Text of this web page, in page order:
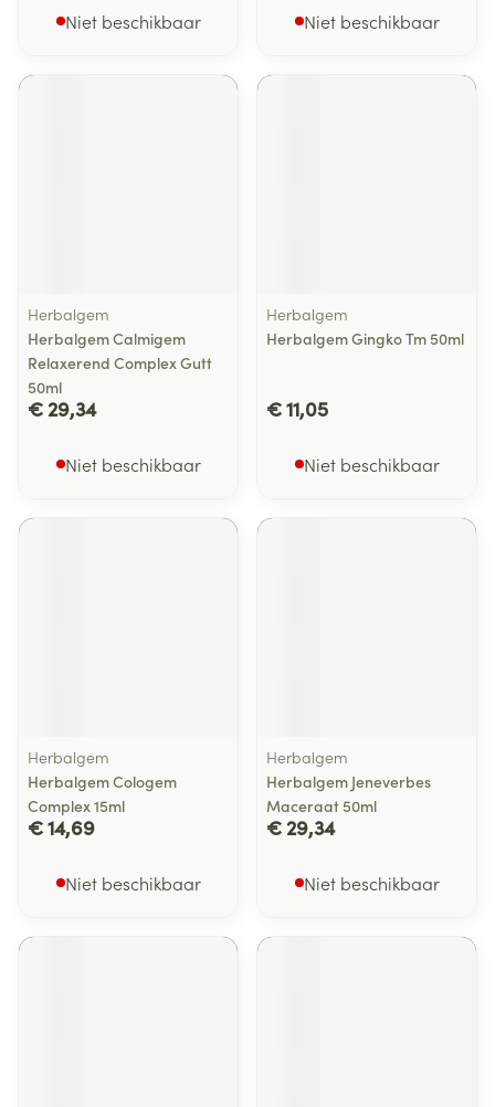
Niet beschikbaar Niet beschikbaar
Herbalgem
Herbalgem Calmigem
Relaxerend Complex Gutt
50ml
€ 29,34
Niet beschikbaar
Herbalgem
Herbalgem Gingko Tm 50ml
€ 11,05
Niet beschikbaar
Herbalgem
Herbalgem Cologem
Complex 15ml
€ 14,69
Niet beschikbaar
Herbalgem
Herbalgem Jeneverbes
Maceraat 50ml
€ 29,34
Niet beschikbaar